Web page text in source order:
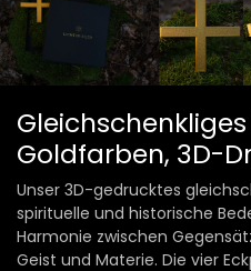
Goldfarben, 3D-
Unser 3D-gedrucktes
spirituelle und historische
Harmonie zwischen
Geist und Materie. Die vier